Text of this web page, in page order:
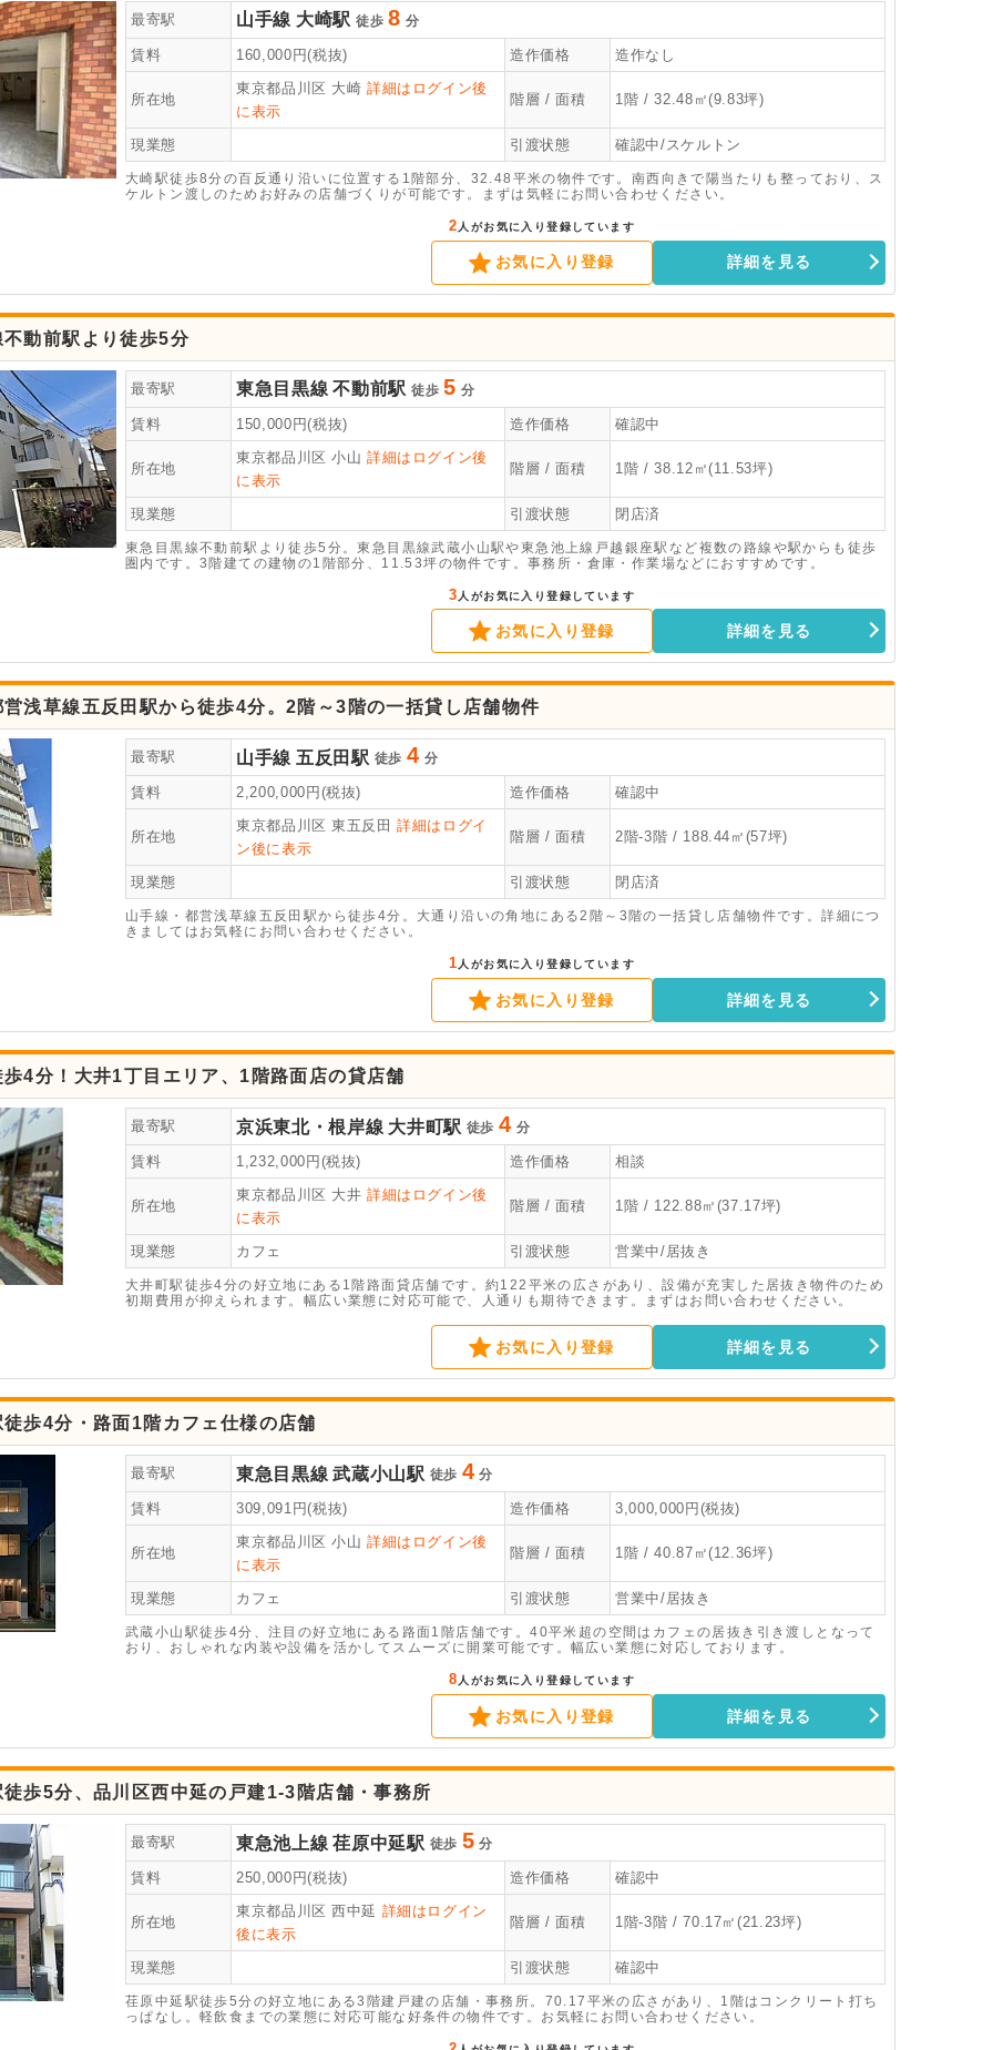
最寄駅 山手線 大崎駅 徒歩 8 分
賃料 160,000円(税抜) 造作価格 造作なし
所在地
東京都品川区 大崎 詳細はログイン後
に表示
階層 / 面積 1階 / 32.48㎡(9.83坪)
現業態 引渡状態 確認中/スケルトン
大崎駅徒歩8分の百反通り沿いに位置する1階部分、32.48平米の物件です。南西向きで陽当たりも整っており、ス
ケルトン渡しのためお好みの店舗づくりが可能です。まずは気軽にお問い合わせください。
2 人がお気に入り登録しています
お気に入り登録 詳細を見る
動前駅より徒歩5分
最寄駅 東急目黒線 不動前駅 徒歩 5 分
賃料 150,000円(税抜) 造作価格 確認中
所在地
東京都品川区 小山 詳細はログイン後
に表示
階層 / 面積 1階 / 38.12㎡(11.53坪)
現業態 引渡状態 閉店済
東急目黒線不動前駅より徒歩5分。東急目黒線武蔵小山駅や東急池上線戸越銀座駅など複数の路線や駅からも徒歩
圏内です。3階建ての建物の1階部分、11.53坪の物件です。事務所・倉庫・作業場などにおすすめです。
3 人がお気に入り登録しています
お気に入り登録 詳細を見る
浅草線五反田駅から徒歩4分。2階～3階の一括貸し店舗物件
最寄駅 山手線 五反田駅 徒歩 4 分
賃料 2,200,000 円(税抜) 造作価格 確認中
所在地
東京都品川区 東五反田詳細はログイ
ン後に表示
階層 / 面積 2階-3階 / 188.44㎡(57坪)
現業態 引渡状態 閉店済
山手線・都営浅草線五反田駅から徒歩4分。大通り沿いの角地にある2階～3階の一括貸し店舗物件です。詳細につ
きましてはお気軽にお問い合わせください。
1人がお気に入り登録しています
お気に入り登録 詳細を見る
4分！大井1丁目エリア、1階路面店の貸店舗
最寄駅 京浜東北・根岸線 大井町駅 徒歩 4 分
賃料 1,232,000 円(税抜) 造作価格 相談
所在地
東京都品川区 大井 詳細はログイン後
に表示
階層 / 面積 1階 / 122.88㎡(37.17坪)
現業態 カフェ 引渡状態 営業中/居抜き
大井町駅徒歩4分の好立地にある1階路面貸店舗です。約122平米の広さがあり、設備が充実した居抜き物件のため
初期費用が抑えられます。幅広い業態に対応可能で、人通りも期待できます。まずはお問い合わせください。
お気に入り登録 詳細を見る
歩4分・路面1階カフェ仕様の店舗
最寄駅 東急目黒線 武蔵小山駅 徒歩 4 分
賃料 309,091 円(税抜) 造作価格 3,000,000円(税抜)
所在地
東京都品川区 小山 詳細はログイン後
に表示
階層 / 面積 1階 / 40.87㎡(12.36坪)
現業態 カフェ 引渡状態 営業中/居抜き
武蔵小山駅徒歩4分、注目の好立地にある路面1階店舗です。40平米超の空間はカフェの居抜き引き渡しとなって
おり、おしゃれな内装や設備を活かしてスムーズに開業可能です。幅広い業態に対応しております。
8人がお気に入り登録しています
お気に入り登録 詳細を見る
歩5分、品川区西中延の戸建1-3階店舗・事務所
最寄駅 東急池上線 荏原中延駅 徒歩 5 分
賃料 250,000 円(税抜) 造作価格 確認中
所在地
東京都品川区 西中延 詳細はログイン
後に表示
階層 / 面積 1階-3階 / 70.17㎡(21.23坪)
現業態 引渡状態 確認中
荏原中延駅徒歩5分の好立地にある3階建戸建の店舗・事務所。70.17平米の広さがあり、1階はコンクリート打ち
っぱなし。軽飲食までの業態に対応可能な好条件の物件です。お気軽にお問い合わせください。